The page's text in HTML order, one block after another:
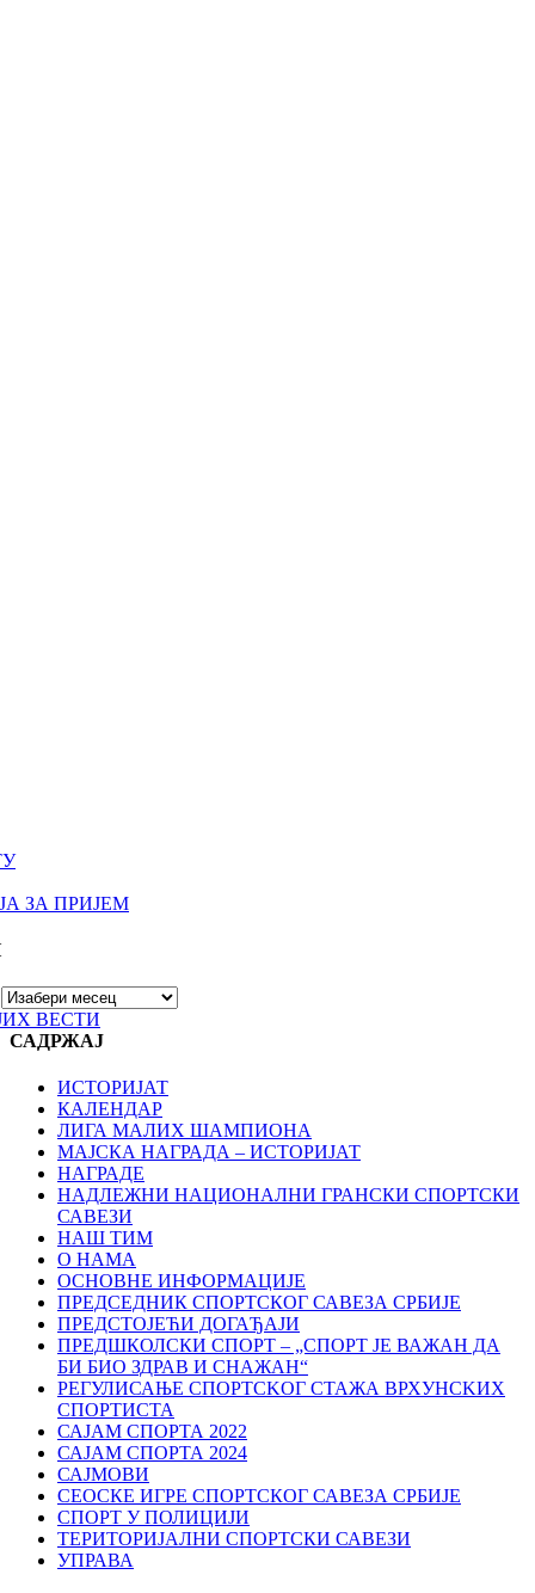
ЗА ПРИЈЕМ
ВЕСТИ
САДРЖАЈ
ИСТОРИЈАТ
КАЛЕНДАР
ЛИГА МАЛИХ ШАМПИОНА
МАЈСКА НАГРАДА – ИСТОРИЈАТ
НАГРАДЕ
НАДЛЕЖНИ НАЦИОНАЛНИ ГРАНСКИ СПОРТСКИ
САВЕЗИ
НАШ ТИМ
О НАМА
ОСНОВНЕ ИНФОРМАЦИЈЕ
ПРЕДСЕДНИК СПОРТСКОГ САВЕЗА СРБИЈЕ
ПРЕДСТОЈЕЋИ ДОГАЂАЈИ
ПРЕДШКОЛСКИ СПОРТ – „СПОРТ ЈЕ ВАЖАН ДА
БИ БИО ЗДРАВ И СНАЖАН“
РЕГУЛИСАЊЕ СПОРТСKОГ СТАЖА ВРХУНСKИХ
СПОРТИСТА
САЈАМ СПОРТА 2022
САЈАМ СПОРТА 2024
САЈМОВИ
СЕОСКЕ ИГРЕ СПОРТСКОГ САВЕЗА СРБИЈЕ
СПОРТ У ПОЛИЦИЈИ
ТЕРИТОРИЈАЛНИ СПОРТСКИ САВЕЗИ
УПРАВА